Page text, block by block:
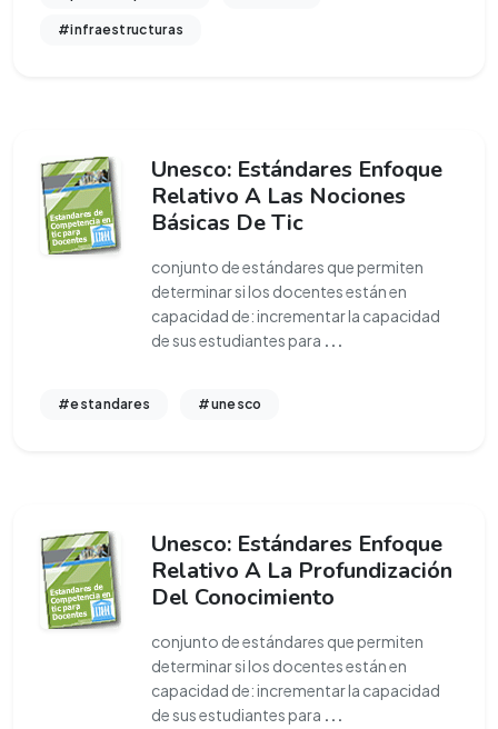
#infraestructuras
Unesco: Estándares Enfoque
Relativo A Las Nociones
Básicas De Tic
conjunto de estándares que permiten
determinar si los docentes están en
capacidad de: incrementar la capacidad
de sus estudiantes para ...
#estandares #unesco
Unesco: Estándares Enfoque
Relativo A La Profundización
Del Conocimiento
conjunto de estándares que permiten
determinar si los docentes están en
capacidad de: incrementar la capacidad
de sus estudiantes para ...